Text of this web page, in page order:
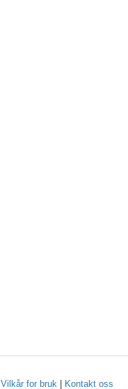
Vilkår for bruk| Kontakt oss